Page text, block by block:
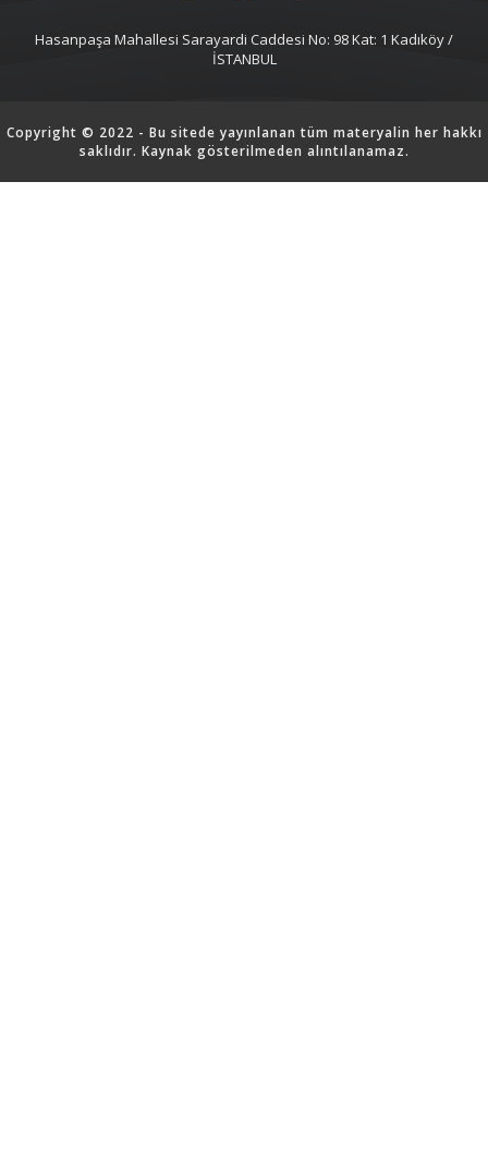
Hasanpaşa Mahallesi Sarayardi Caddesi No: 98 Kat: 1 Kadıköy /
İSTANBUL
Copyright © 2022 - Bu sitede yayınlanan tüm materyalin her hakkı
saklıdır. Kaynak gösterilmeden alıntılanamaz.